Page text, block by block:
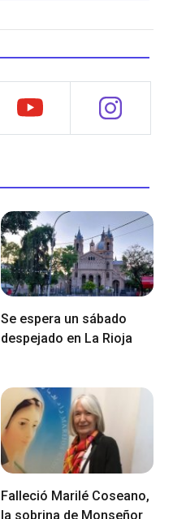
Se espera un sábado
despejado en La Rioja
Falleció Marilé Coseano,
la sobrina de Monseñor